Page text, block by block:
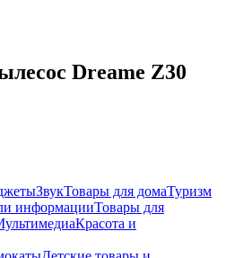
Dreame Z30
ЗвукТовары для домаТуризм
информацииТовары для
Красота и